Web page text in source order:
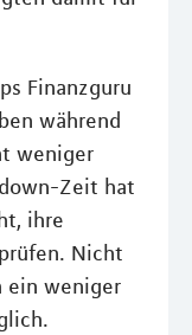
Finanzguru
während
weniger
Zeit hat
ihre
Nicht
ein weniger